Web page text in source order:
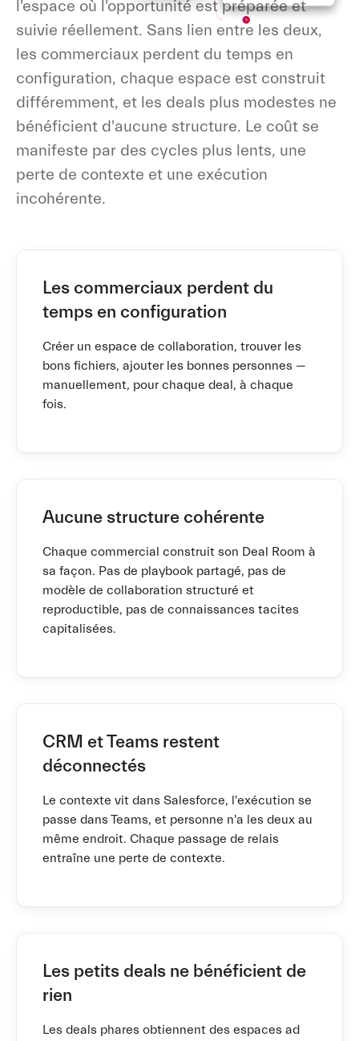
+
l'espace où l'opportunité est préparée et
suivie réellement. Sans lien entre les deux,
les commerciaux perdent du temps en
configuration, chaque espace est construit
différemment, et les deals plus modestes ne
bénéficient d'aucune structure. Le coût se
manifeste par des cycles plus lents, une
perte de contexte et une exécution
incohérente.
Les commerciaux perdent du
temps en configuration
Créer un espace de collaboration, trouver les
bons fichiers, ajouter les bonnes personnes —
manuellement, pour chaque deal, à chaque
fois.
Aucune structure cohérente
Chaque commercial construit son Deal Room à
sa façon. Pas de playbook partagé, pas de
modèle de collaboration structuré et
reproductible, pas de connaissances tacites
capitalisées.
CRM et Teams restent
déconnectés
Le contexte vit dans Salesforce, l'exécution se
passe dans Teams, et personne n'a les deux au
même endroit. Chaque passage de relais
entraîne une perte de contexte.
Les petits deals ne bénéficient de
rien
Les deals phares obtiennent des espaces ad